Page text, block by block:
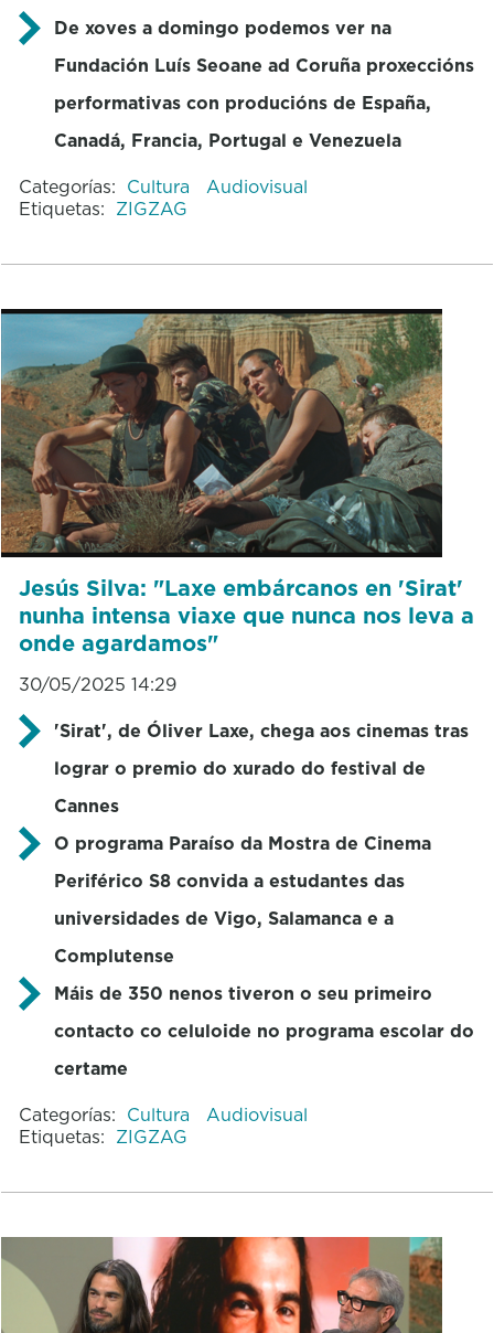
De xoves a domingo podemos ver na
Fundación Luís Seoane ad Coruña proxeccións
performativas con producións de España,
Canadá, Francia, Portugal e Venezuela
Categorías: Cultura
Audiovisual
Etiquetas: ZIGZAG
Jesús Silva: "Laxe embárcanos en 'Sirat'
nunha intensa viaxe que nunca nos leva a
onde agardamos"
30/05/2025 14:29
'Sirat', de Óliver Laxe, chega aos cinemas tras
lograr o premio do xurado do festival de
Cannes
O programa Paraíso da Mostra de Cinema
Periférico S8 convida a estudantes das
universidades de Vigo, Salamanca e a
Complutense
Máis de 350 nenos tiveron o seu primeiro
contacto co celuloide no programa escolar do
certame
Categorías: Cultura
Audiovisual
Etiquetas: ZIGZAG